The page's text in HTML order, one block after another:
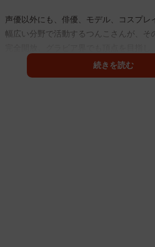
声優以外にも、俳優、モデル、コスプレ
幅広い分野で活動するつんこさんが、そ
す。『黒髪の誘惑』では、極小のビキニ
でのちょっと過激なカットも満載です。
続きを読む